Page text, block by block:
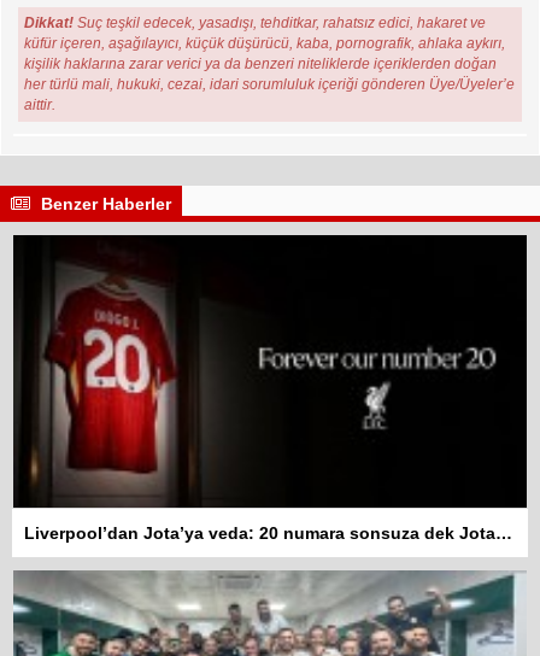
Dikkat! Suç teşkil edecek, yasadışı, tehditkar, rahatsız edici, hakaret ve
küfür içeren, aşağılayıcı, küçük düşürücü, kaba, pornografik, ahlaka aykırı,
kişilik haklarına zarar verici ya da benzeri niteliklerde içeriklerden doğan
her türlü mali, hukuki, cezai, idari sorumluluk içeriği gönderen Üye/Üyeler’e
aittir.
Benzer Haberler
Liverpool’dan Jota’ya veda: 20 numara sonsuza dek Jota’nın